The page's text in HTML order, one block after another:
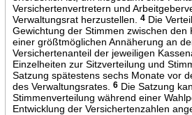
Versichertenvertretern und
Verwaltungsrat herzustellen.
4Die
Gewichtung der Stimmen zwischen den
einer größtmöglichen Annäherung an
Versichertenanteil der jeweiligen
Einzelheiten zur Sitzverteilung und
Satzung spätestens sechs Monate vor
des Verwaltungsrates.
6Die Satzung
Stimmenverteilung während einer
Entwicklung der Versichertenzahlen